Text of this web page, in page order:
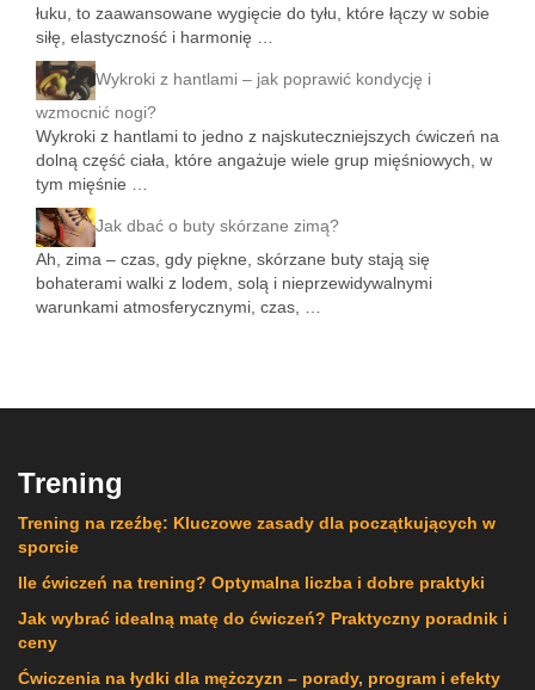
łuku, to zaawansowane wygięcie do tyłu, które łączy w sobie
siłę, elastyczność i harmonię …
Wykroki z hantlami – jak poprawić kondycję i
wzmocnić nogi?
Wykroki z hantlami to jedno z najskuteczniejszych ćwiczeń na
dolną część ciała, które angażuje wiele grup mięśniowych, w
tym mięśnie …
Jak dbać o buty skórzane zimą?
Ah, zima – czas, gdy piękne, skórzane buty stają się
bohaterami walki z lodem, solą i nieprzewidywalnymi
warunkami atmosferycznymi, czas, …
Trening
Trening na rzeźbę: Kluczowe zasady dla początkujących w
sporcie
Ile ćwiczeń na trening? Optymalna liczba i dobre praktyki
Jak wybrać idealną matę do ćwiczeń? Praktyczny poradnik i
ceny
Ćwiczenia na łydki dla mężczyzn – porady, program i efekty